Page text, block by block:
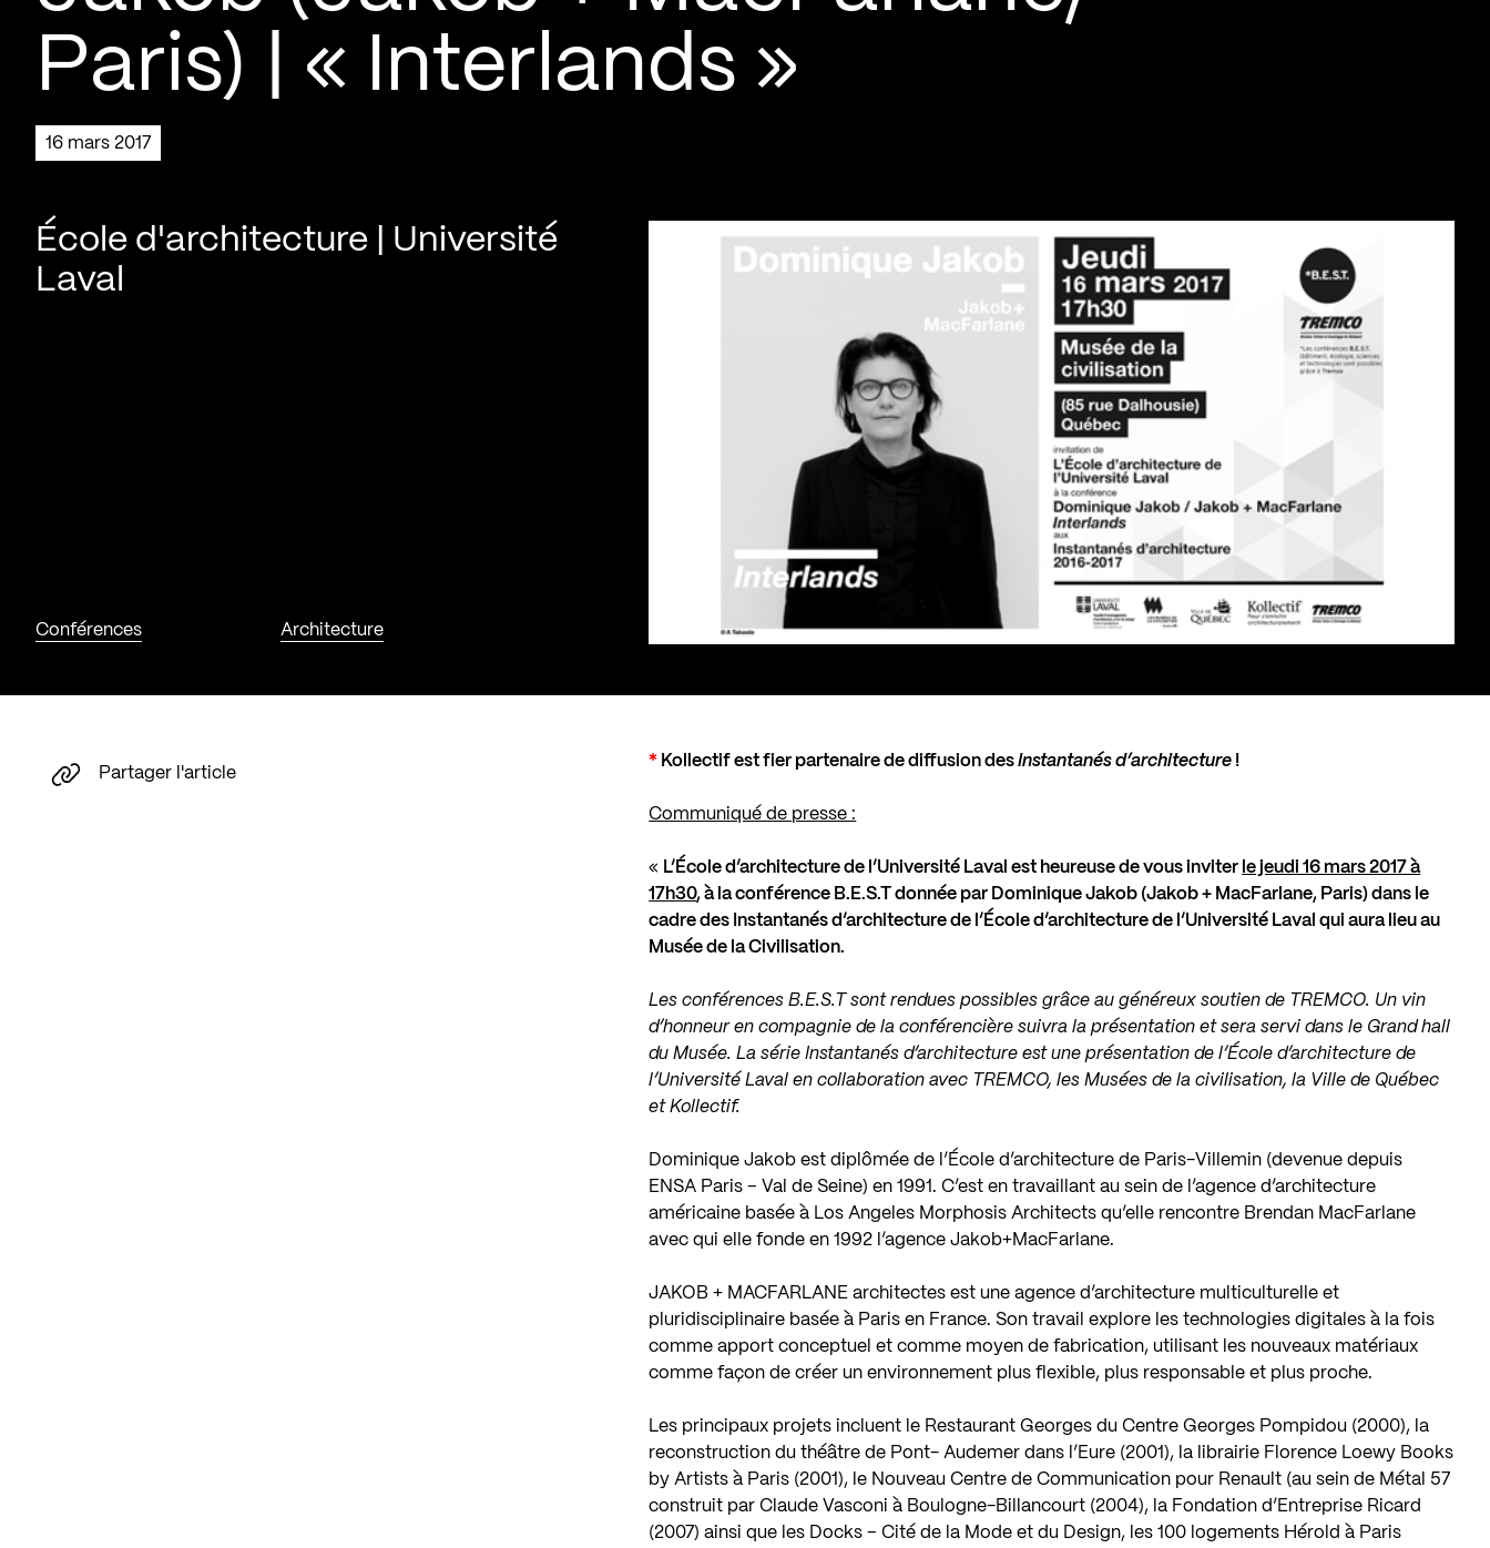
Paris) | « Interlands »
16 mars 2017
École d'architecture | Université
Laval
Conférences Architecture
* Kollectif est fier partenaire de diffusion desInstantanés d’architecture !
Communiqué de presse :
« L’École d’architecture de l’Université Laval est heureuse de vous inviter le jeudi 16 mars 2017 à
17h30, à la conférence B.E.S.T donnée par Dominique Jakob (Jakob + MacFarlane, Paris) dans le
cadre des Instantanés d’architecture de l’École d’architecture de l’Université Laval qui aura lieu au
Musée de la Civilisation.
Les conférences B.E.S.T sont rendues possibles grâce au généreux soutien de TREMCO. Un vin
d’honneur en compagnie de la conférencière suivra la présentation et sera servi dans le Grand hall
du Musée. La série Instantanés d’architecture est une présentation de l’École d’architecture de
l’Université Laval en collaboration avec TREMCO, les Musées de la civilisation, la Ville de Québec
et Kollectif.
Dominique Jakob est diplômée de l’École d’architecture de Paris-Villemin (devenue depuis
ENSA Paris – Val de Seine) en 1991. C’est en travaillant au sein de l’agence d’architecture
américaine basée à Los Angeles Morphosis Architects qu’elle rencontre Brendan MacFarlane
avec qui elle fonde en 1992 l’agence Jakob+MacFarlane.
JAKOB + MACFARLANE architectes est une agence d’architecture multiculturelle et
pluridisciplinaire basée à Paris en France. Son travail explore les technologies digitales à la fois
comme apport conceptuel et comme moyen de fabrication, utilisant les nouveaux matériaux
comme façon de créer un environnement plus flexible, plus responsable et plus proche.
Les principaux projets incluent le Restaurant Georges du Centre Georges Pompidou (2000), la
reconstruction du théâtre de Pont- Audemer dans l’Eure (2001), la librairie Florence Loewy Books
by Artists à Paris (2001), le Nouveau Centre de Communication pour Renault (au sein de Métal 57
construit par Claude Vasconi à Boulogne-Billancourt (2004), la Fondation d’Entreprise Ricard
(2007) ainsi que les Docks – Cité de la Mode et du Design, les 100 logements Hérold à Paris
Partager l'article